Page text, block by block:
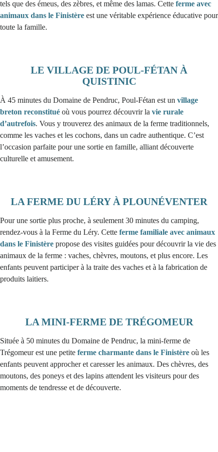
tels que des émeus, des zèbres, et même des lamas. Cette ferme avec
animaux dans le Finistère est une véritable expérience éducative pour
toute la famille.
LE VILLAGE DE POUL-FÉTAN À
QUISTINIC
À 45 minutes du Domaine de Pendruc, Poul-Fétan est un village
breton reconstitué où vous pourrez découvrir la vie rurale
d’autrefois. Vous y trouverez des animaux de la ferme traditionnels,
comme les vaches et les cochons, dans un cadre authentique. C’est
l’occasion parfaite pour une sortie en famille, alliant découverte
culturelle et amusement.
LA FERME DU LÉRY À PLOUNÉVENTER
Pour une sortie plus proche, à seulement 30 minutes du camping,
rendez-vous à la Ferme du Léry. Cette ferme familiale avec animaux
dans le Finistère propose des visites guidées pour découvrir la vie des
animaux de la ferme : vaches, chèvres, moutons, et plus encore. Les
enfants peuvent participer à la traite des vaches et à la fabrication de
produits laitiers.
LA MINI-FERME DE TRÉGOMEUR
Située à 50 minutes du Domaine de Pendruc, la mini-ferme de
Trégomeur est une petite ferme charmante dans le Finistère où les
enfants peuvent approcher et caresser les animaux. Des chèvres, des
moutons, des poneys et des lapins attendent les visiteurs pour des
moments de tendresse et de découverte.